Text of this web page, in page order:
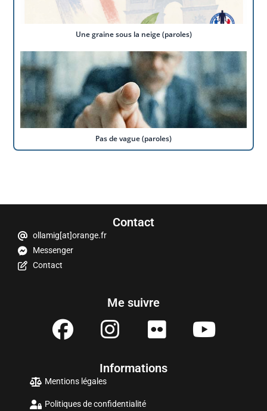
Une graine sous la neige (paroles)
Pas de vague (paroles)
Contact
ollamig[at]orange.fr
Messenger
Contact
Me suivre
Informations
Mentions légales
Politiques de confidentialité